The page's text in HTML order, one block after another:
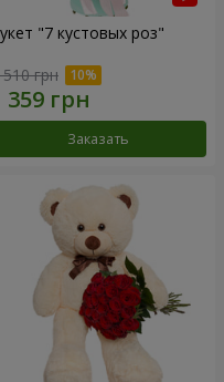
"7 кустовых роз"
грн
Заказать